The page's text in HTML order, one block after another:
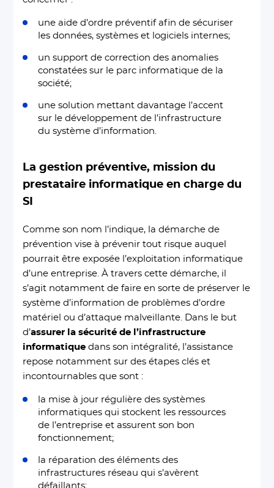
une aide d’ordre préventif afin de sécuriser
les données, systèmes et logiciels internes;
un support de correction des anomalies
constatées sur le parc informatique de la
société;
une solution mettant davantage l’accent
sur le développement de l’infrastructure
du système d’information.
La gestion préventive, mission du
prestataire informatique en charge du
SI
Comme son nom l’indique, la démarche de
prévention vise à prévenir tout risque auquel
pourrait être exposée l’exploitation informatique
d’une entreprise. À travers cette démarche, il
s’agit notamment de faire en sorte de préserver le
système d’information de problèmes d’ordre
matériel ou d’attaque malveillante. Dans le but
d’assurer la sécurité de l’infrastructure
informatique dans son intégralité, l’assistance
repose notamment sur des étapes clés et
incontournables que sont :
la mise à jour régulière des systèmes
informatiques qui stockent les ressources
de l’entreprise et assurent son bon
fonctionnement;
la réparation des éléments des
infrastructures réseau qui s’avèrent
défaillants;